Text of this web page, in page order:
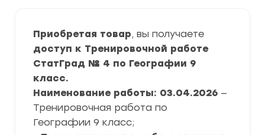
Приобретая товар, вы получаете
доступ к Тренировочной работе
СтатГрад № 4 по Географии 9
класс.
Наименование работы: 03.04.2026 —
Тренировочная работа по
Географии 9 класс;